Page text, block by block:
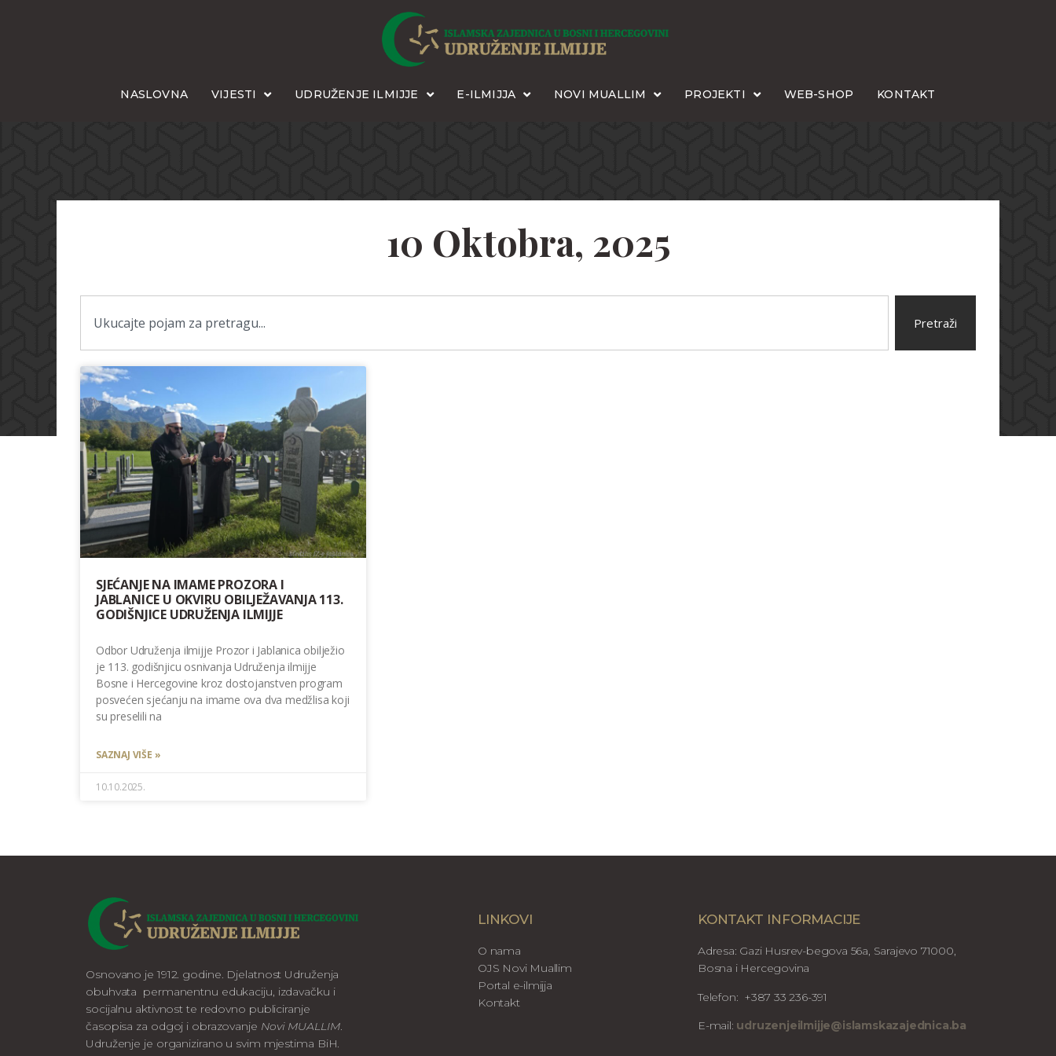
NASLOVNA VIJESTI UDRUŽENJE ILMIJJE E-ILMIJJA NOVI MUALLIM PROJEKTI WEB-SHOP KONTAKT
10 Oktobra, 2025
Pretraži
SJEĆANJE NA IMAME PROZORA I
JABLANICE U OKVIRU OBILJEŽAVANJA 113.
GODIŠNJICE UDRUŽENJA ILMIJJE
Odbor Udruženja ilmijje Prozor i Jablanica obilježio
je 113. godišnjicu osnivanja Udruženja ilmijje
Bosne i Hercegovine kroz dostojanstven program
posvećen sjećanju na imame ova dva medžlisa koji
su preselili na
SAZNAJ VIŠE »
10.10.2025.
Osnovano je 1912. godine. Djelatnost Udruženja
obuhvata permanentnu edukaciju, izdavačku i
socijalnu aktivnost te redovno publiciranje
časopisa za odgoj i obrazovanje Novi MUALLIM.
Udruženje je organizirano u svim mjestima BiH.
LINKOVI
O nama
OJS Novi Muallim
Portal e-ilmijja
Kontakt
KONTAKT INFORMACIJE
Adresa: Gazi Husrev-begova 56a, Sarajevo 71000,
Bosna i Hercegovina
Telefon: +387 33 236-391
E-mail: udruzenjeilmijje@islamskazajednica.ba